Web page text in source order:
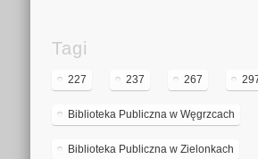
Tagi
227 237 267
Biblioteka Publiczna w Węgrzcach
Biblioteka Publiczna w Zielonkach